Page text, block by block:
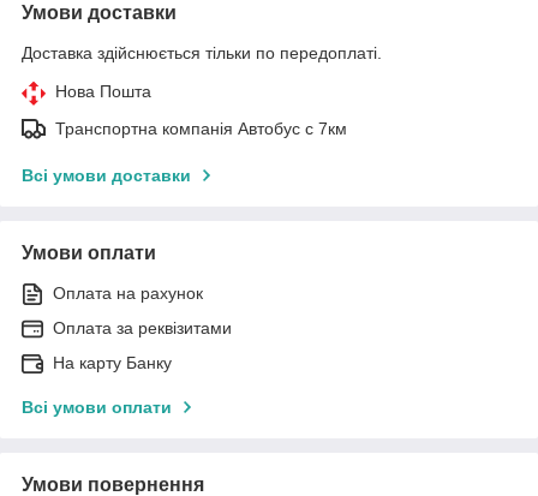
Умови доставки
Доставка здійснюється тільки по передоплаті.
Нова Пошта
Транспортна компанія Автобус с 7км
Всі умови доставки
Умови оплати
Оплата на рахунок
Оплата за реквізитами
На карту Банку
Всі умови оплати
Умови повернення